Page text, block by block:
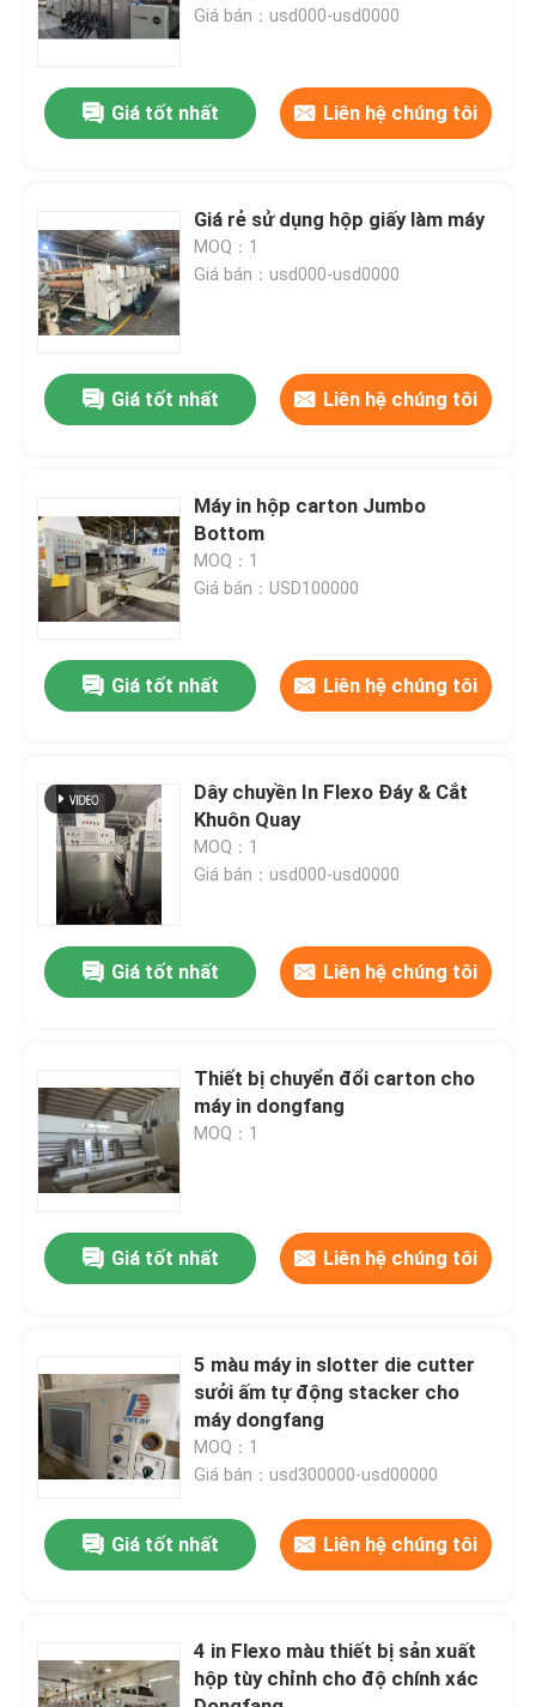
Các sản phẩm
Video
Về chúng tôi
Kiểm soát chất lượng
Liên hệ chúng tôi
Tin tức
máy in thùng carton
Giá bán：usd000-usd0000
Giá tốt nhất Liên hệ chúng tôi
Giá rẻ sử dụng hộp giấy làm máy
MOQ：1
Giá bán：usd000-usd0000
Giá tốt nhất Liên hệ chúng tôi
Máy in hộp carton Jumbo
Bottom
MOQ：1
Giá bán：USD100000
Giá tốt nhất Liên hệ chúng tôi
Dây chuyền In Flexo Đáy & Cắt
Khuôn Quay
MOQ：1
Giá bán：usd000-usd0000
Giá tốt nhất Liên hệ chúng tôi
Thiết bị chuyển đổi carton cho
máy in dongfang
MOQ：1
Giá tốt nhất Liên hệ chúng tôi
5 màu máy in slotter die cutter
sưởi ấm tự động stacker cho
máy dongfang
MOQ：1
Giá bán：usd300000-usd00000
Giá tốt nhất Liên hệ chúng tôi
4 in Flexo màu thiết bị sản xuất
hộp tùy chỉnh cho độ chính xác